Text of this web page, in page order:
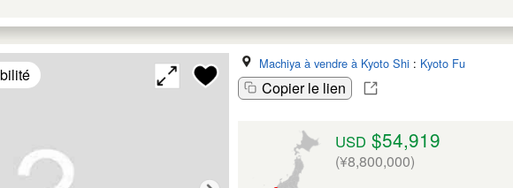
Machiya à vendre à Kyoto Shi : Kyoto Fu
Copier le lien
USD $54,919
(¥8,800,000)